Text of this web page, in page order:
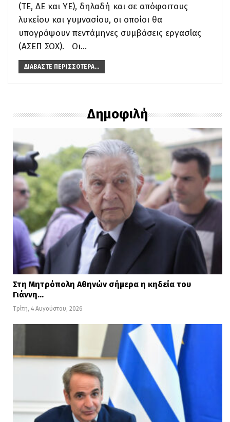
(ΤΕ, ΔΕ και ΥΕ), δηλαδή και σε απόφοιτους
λυκείου και γυμνασίου, οι οποίοι θα
υπογράψουν πεντάμηνες συμβάσεις εργασίας
(ΑΣΕΠ ΣΟΧ).
Οι…
ΔΙΑΒΆΣΤΕ ΠΕΡΙΣΣΌΤΕΡΑ...
Δημοφιλή
Στη Μητρόπολη Αθηνών σήμερα η κηδεία του
Γιάννη…
Τρίτη, 4 Αυγούστου, 2026